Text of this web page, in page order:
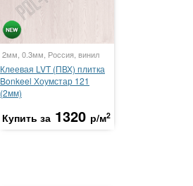
2мм, 0.3мм, Россия, винил
Клеевая LVT (ПВХ) плитка
Bonkeel Хоумстар 121
(2мм)
Купить за 1320 р/м2